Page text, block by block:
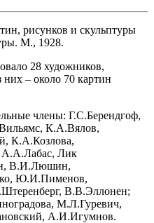
рисунков и скульптуры
М., 1928.
28 художников,
них – около 70 картин
члены: Г.С.Берендгоф,
К.А.Вялов,
К.А.Козлова,
Лик
В.И.Люшин,
Ю.И.Пименов,
В.В.Эллонен;
М.Л.Гуревич,
А.И.Игумнов.